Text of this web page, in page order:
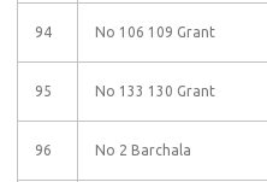
94 No 106 109 Grant
95 No 133 130 Grant
96 No 2 Barchala